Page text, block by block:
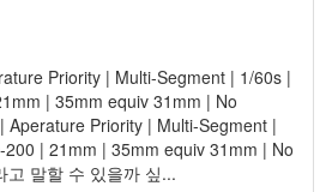
Priority | Multi-Segment | 1/60s |
| 35mm equiv 31mm | No
Aperature Priority | Multi-Segment |
| 21mm | 35mm equiv 31mm | No
고 말할 수 있을까 싶...